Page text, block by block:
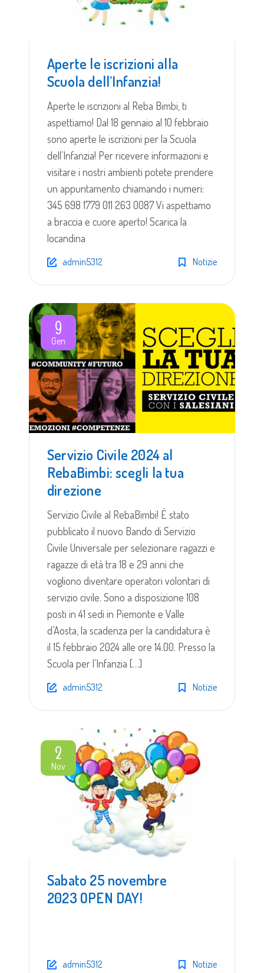
Aperte le iscrizioni alla
Scuola dell’Infanzia!
Aperte le iscrizioni al Reba Bimbi, ti
aspettiamo! Dal 18 gennaio al 10 febbraio
sono aperte le iscrizioni per la Scuola
dell’Infanzia! Per ricevere informazioni e
visitare i nostri ambienti potete prendere
un appuntamento chiamando i numeri:
345 698 1779 011 263 0087 Vi aspettiamo
a braccia e cuore aperto! Scarica la
locandina
admin5312 Notizie
9
Gen
Servizio Civile 2024 al
RebaBimbi: scegli la tua
direzione
Servizio Civile al RebaBimbi! È stato
pubblicato il nuovo Bando di Servizio
Civile Universale per selezionare ragazzi e
ragazze di età tra 18 e 29 anni che
vogliono diventare operatori volontari di
servizio civile. Sono a disposizione 108
posti in 41 sedi in Piemonte e Valle
d’Aosta, la scadenza per la candidatura è
il 15 febbraio 2024 alle ore 14.00. Presso la
Scuola per l’Infanzia […]
admin5312 Notizie
2
Nov
Sabato 25 novembre
2023 OPEN DAY!
admin5312 Notizie